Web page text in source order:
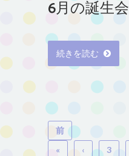
6月の誕生会
続きを読む
前
«
‹ 3